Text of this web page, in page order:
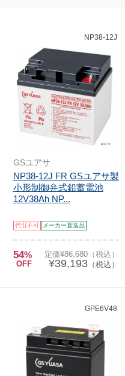
NP38-12J
GSユアサ
NP38-12J FR GSユアサ製
小形制御弁式鉛蓄電池
12V38Ah NP...
代引不可 メーカー直送品
54%
OFF
定価¥86,680（税込）
¥39,193 （税込）
GPE6V48